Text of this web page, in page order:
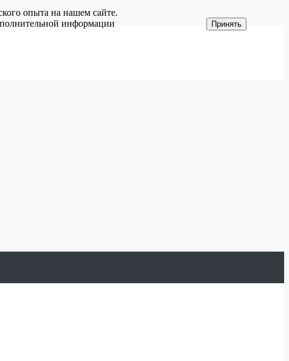
опыта на нашем сайте.
информации
Принять